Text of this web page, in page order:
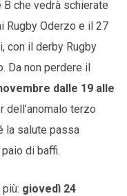
che vedrà schierate
Rugby Oderzo e il 27
con il derby Rugby
Da non perdere il
dalle 19 alle
dell’anomalo terzo
la salute passa
di baffi.
giovedì 24